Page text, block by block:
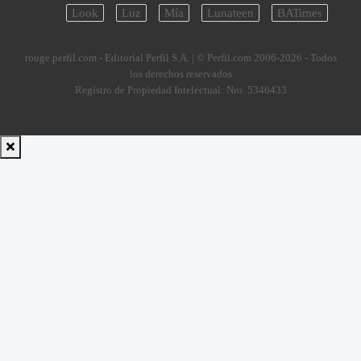
Look
Luz Mía Lunateen BATimes
rouge.perfil.com - Editorial Perfil S.A. | © Perfil.com 2006-2026 - Todos
los derechos reservados
Registro de Propiedad Intelectual: Nro. 5346433